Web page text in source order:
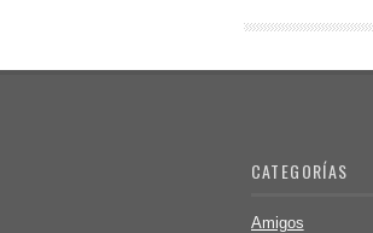
CATEGORÍAS
Amigos